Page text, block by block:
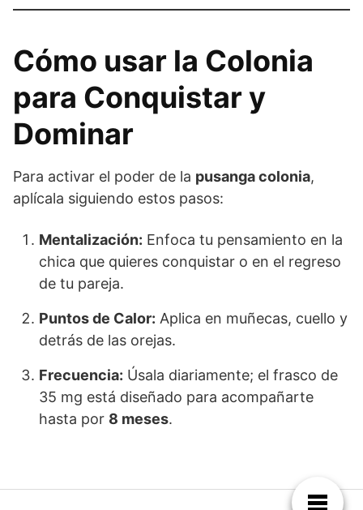
Cómo usar la Colonia
para Conquistar y
Dominar
Para activar el poder de la pusanga colonia,
aplícala siguiendo estos pasos:
Mentalización: Enfoca tu pensamiento en la
chica que quieres conquistar o en el regreso
de tu pareja.
Puntos de Calor: Aplica en muñecas, cuello y
detrás de las orejas.
Frecuencia: Úsala diariamente; el frasco de
35 mg está diseñado para acompañarte
hasta por 8 meses.